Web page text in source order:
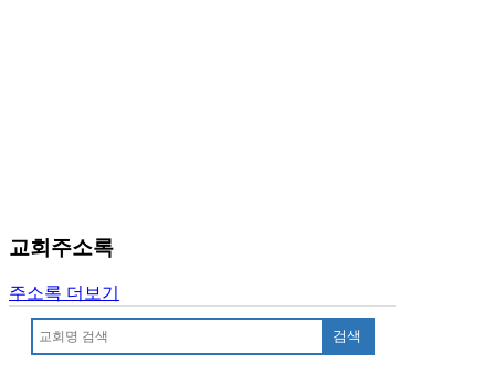
이
무
교회주소록
주소록 더보기
검색